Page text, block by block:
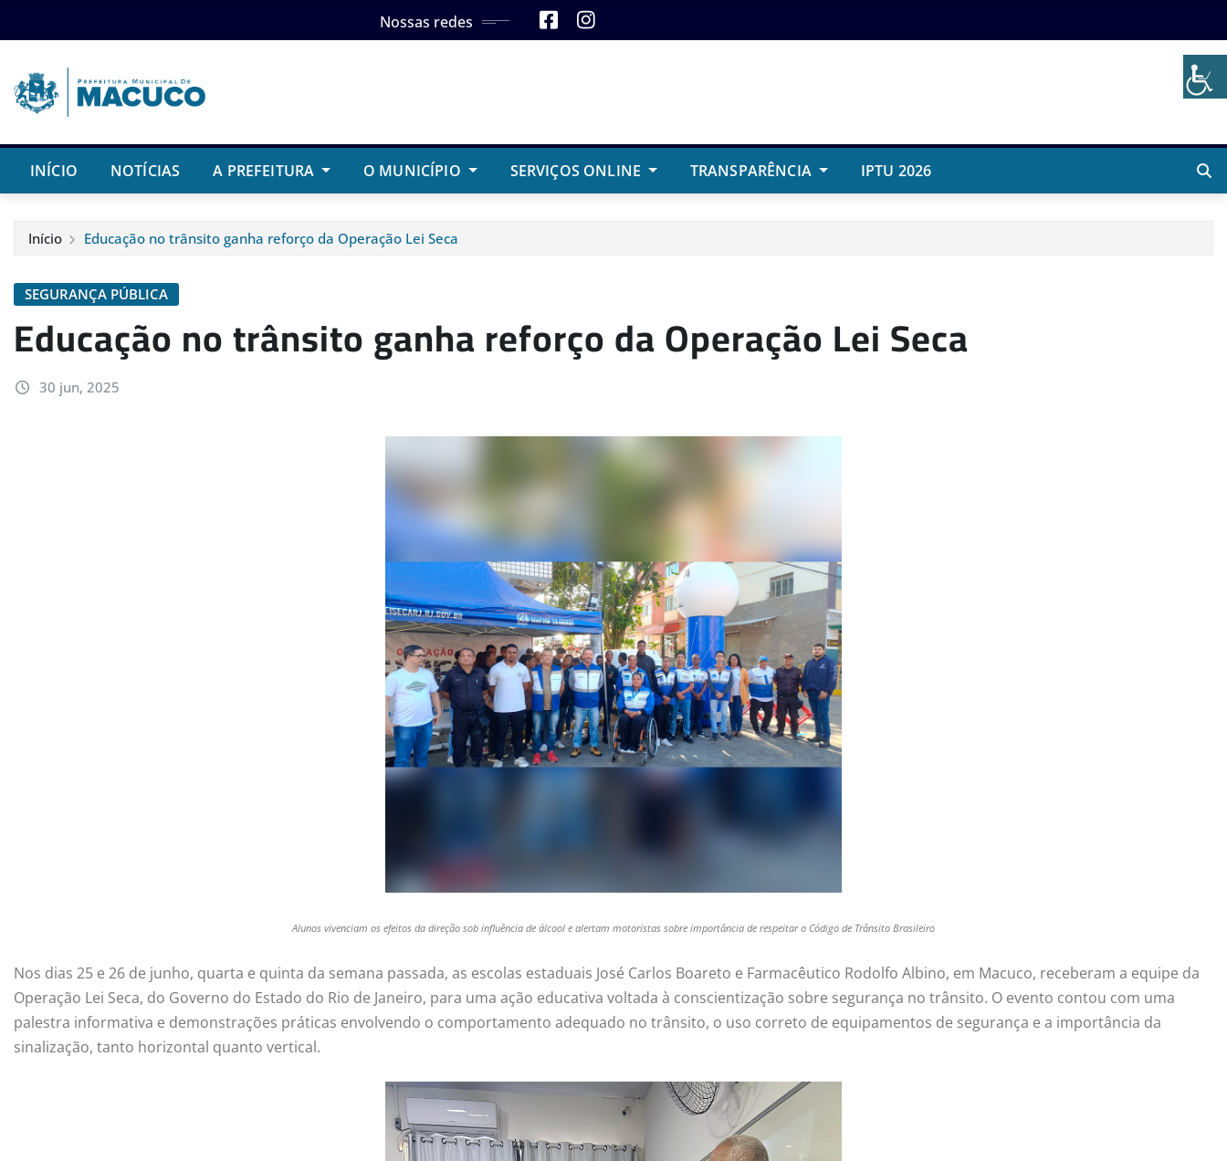
to
Nossas redes
INÍCIO NOTÍCIAS A PREFEITURA O MUNICÍPIO SERVIÇOS ONLINE TRANSPARÊNCIA IPTU 2026
Início Educação no trânsito ganha reforço da Operação Lei Seca
SEGURANÇA PÚBLICA
Educação no trânsito ganha reforço da Operação Lei Seca
30 jun, 2025
Alunos vivenciam os efeitos da direção sob influência de álcool e alertam motoristas sobre importância de respeitar o Código de Trânsito Brasileiro
Nos dias 25 e 26 de junho, quarta e quinta da semana passada, as escolas estaduais José Carlos Boareto e Farmacêutico Rodolfo Albino, em Macuco, receberam a equipe da
Operação Lei Seca, do Governo do Estado do Rio de Janeiro, para uma ação educativa voltada à conscientização sobre segurança no trânsito. O evento contou com uma
palestra informativa e demonstrações práticas envolvendo o comportamento adequado no trânsito, o uso correto de equipamentos de segurança e a importância da
sinalização, tanto horizontal quanto vertical.